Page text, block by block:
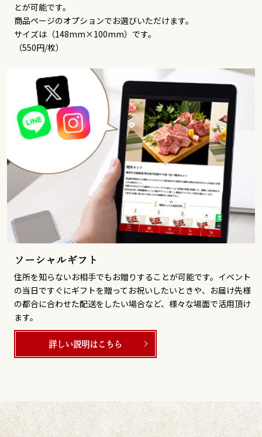
とが可能です。
商品ページのオプションでお選びいただけます。
サイズは（148mm×100mm）です。
（550円/枚）
ソーシャルギフト
住所を知らないお相手でもお贈りすることが可能です。イベント
の当日ですぐにギフトを贈ってお祝いしたいときや、お届け先様
の都合に合わせた配送をしたい場合など、様々な場面で活用頂け
ます。
詳しい説明はこちら